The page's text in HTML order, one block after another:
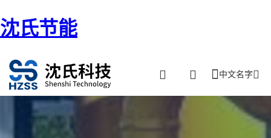
沈氏节能
中文名字